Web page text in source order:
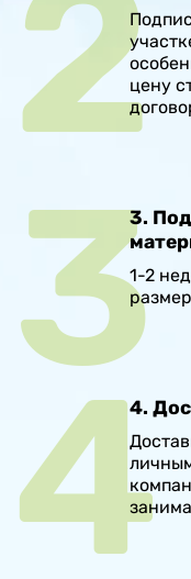
цену
3.
1-2
4.